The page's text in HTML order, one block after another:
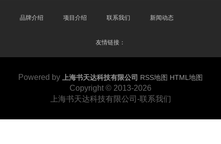
品牌介绍 项目介绍 联系我们 新闻动态
友情链接：
Powered by 上海书天达科技有限公司 RSS地图 HTML地图
Copyright © 2013-2026
上海书天达科技有限公司-联系我们